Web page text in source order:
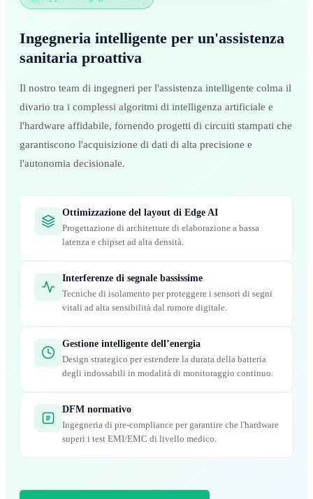
Ingegneria intelligente per un'assistenza
sanitaria proattiva
Il nostro team di ingegneri per l'assistenza intelligente colma il
divario tra i complessi algoritmi di intelligenza artificiale e
l'hardware affidabile, fornendo progetti di circuiti stampati che
garantiscono l'acquisizione di dati di alta precisione e
l'autonomia decisionale.
Ottimizzazione del layout di Edge AI
Progettazione di architetture di elaborazione a bassa
latenza e chipset ad alta densità.
Interferenze di segnale bassissime
Tecniche di isolamento per proteggere i sensori di segni
vitali ad alta sensibilità dal rumore digitale.
Gestione intelligente dell’energia
Design strategico per estendere la durata della batteria
degli indossabili in modalità di monitoraggio continuo.
DFM normativo
Ingegneria di pre-compliance per garantire che l'hardware
superi i test EMI/EMC di livello medico.